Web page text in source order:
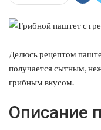
Делюсь рецептом
получается сытным,
грибным вкусом.
Описание